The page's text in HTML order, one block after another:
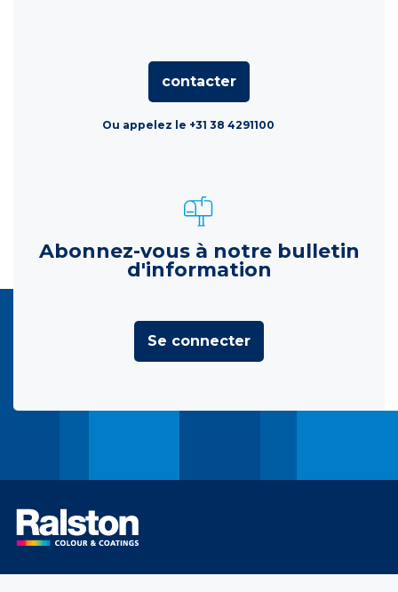
contacter
Ou appelez le +31 38 4291100
Abonnez-vous à notre bulletin
d'information
Se connecter